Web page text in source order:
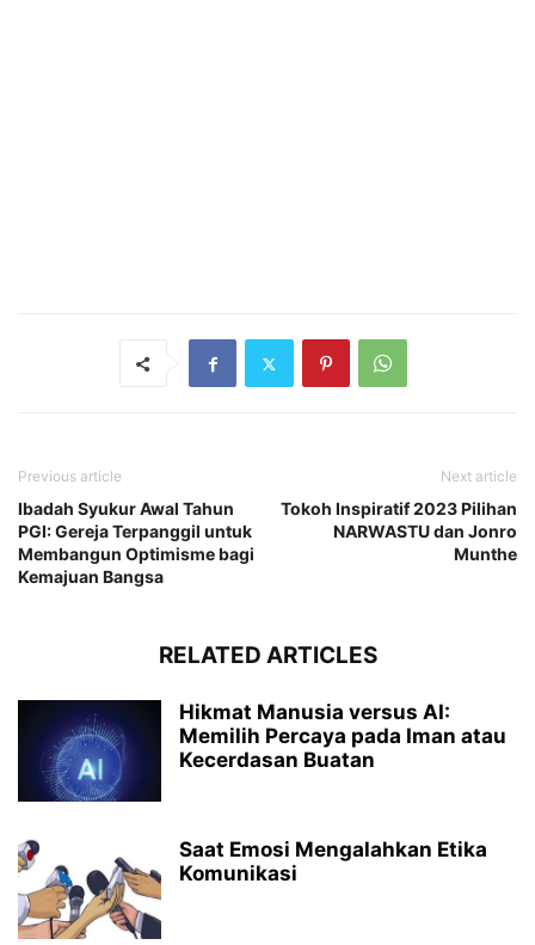
Previous article
Ibadah Syukur Awal Tahun
PGI: Gereja Terpanggil untuk
Membangun Optimisme bagi
Kemajuan Bangsa
Next article
Tokoh Inspiratif 2023 Pilihan
NARWASTU dan Jonro
Munthe
RELATED ARTICLES
Hikmat Manusia versus AI:
Memilih Percaya pada Iman atau
Kecerdasan Buatan
Saat Emosi Mengalahkan Etika
Komunikasi